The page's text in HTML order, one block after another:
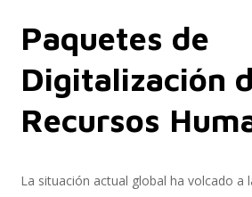
Implementación SAP
Implementación Nómina
Paquetes de
Digitalización
Recursos
La situación actual global ha volcado a